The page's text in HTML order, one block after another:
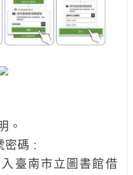
。
密碼 :
臺南市立圖書館借